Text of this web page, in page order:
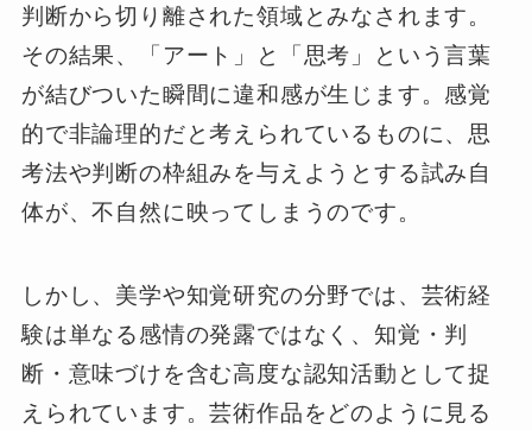
判断から切り離された領域とみなされます。
その結果、「アート」と「思考」という言葉
が結びついた瞬間に違和感が生じます。感覚
的で非論理的だと考えられているものに、思
考法や判断の枠組みを与えようとする試み自
体が、不自然に映ってしまうのです。
しかし、美学や知覚研究の分野では、芸術経
験は単なる感情の発露ではなく、知覚・判
断・意味づけを含む高度な認知活動として捉
えられています。芸術作品をどのように見る